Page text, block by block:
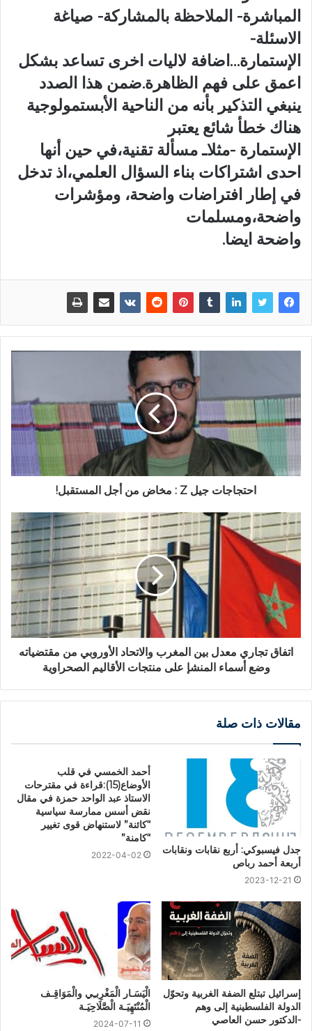
المباشرة- الملاحظة بالمشاركة- صياغة
الاسئلة-
الإستمارة…اضافة لاليات اخرى تساعد بشكل
اعمق على فهم الظاهرة.ضمن هذا الصدد
ينبغي التذكير بأنه من الناحية الأبستمولوجية
هناك خطأ شائع يعتبر
الإستمارة -مثلاـ مسألة تقنية،في حين أنها
احدى اشتراكات بناء السؤال العلمي،اذ تدخل
في إطار افتراضات واضحة، ومؤشرات
واضحة،ومسلمات
واضحة ايضا.
احتجاجات جيل Z : مخاض من أجل المستقبل!
اتفاق تجاري معدل بين المغرب والاتحاد الأوروبي من مقتضياته
وضع أسماء المنشإ على منتجات الأقاليم الصحراوية
مقالات ذات صلة
جدل فيسبوكي: أربع نقابات ونقابات
أربعة أحمد رباص
2023-12-21
أحمد الخمسي في قلب
الأوضاع(15):قراءة في مقترحات
الاستاذ عبد الواحد حمزة في مقال
نقض أسس ممارسة سياسية
“كائنة” لاستنهاض قوى تغيير
“كامنة”
2022-04-02
إسرائيل تبتلع الضفة الغربية وتحوّل
الدولة الفلسطينية إلى وهم
-الدكتور حسن العاصي
الْيَسَـار الْمَغْرِبـِي والْمَوَاقِـف
الْمُنْتَهِيَـة الْصَّلَاحِيَـة
2024-07-11